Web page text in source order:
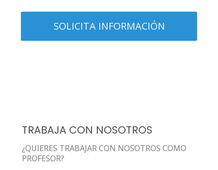
TRABAJA CON NOSOTROS
¿QUIERES TRABAJAR CON NOSOTROS COMO
PROFESOR?